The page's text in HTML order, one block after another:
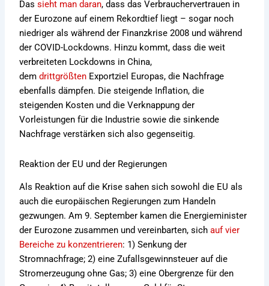
Dassieht man daran, dass das Verbrauchervertrauen in
der Eurozone auf einem Rekordtief liegt – sogar noch
niedriger als während der Finanzkrise 2008 und während
der COVID-Lockdowns. Hinzu kommt, dass die weit
verbreiteten Lockdowns in China,
demdrittgrößten Exportziel Europas, die Nachfrage
ebenfalls dämpfen. Die steigende Inflation, die
steigenden Kosten und die Verknappung der
Vorleistungen für die Industrie sowie die sinkende
Nachfrage verstärken sich also gegenseitig.
Reaktion der EU und der Regierungen
Als Reaktion auf die Krise sahen sich sowohl die EU als
auch die europäischen Regierungen zum Handeln
gezwungen. Am 9. September kamen die Energieminister
der Eurozone zusammen und vereinbarten, sichauf vier
Bereiche zu konzentrieren: 1) Senkung der
Stromnachfrage; 2) eine Zufallsgewinnsteuer auf die
Stromerzeugung ohne Gas; 3) eine Obergrenze für den